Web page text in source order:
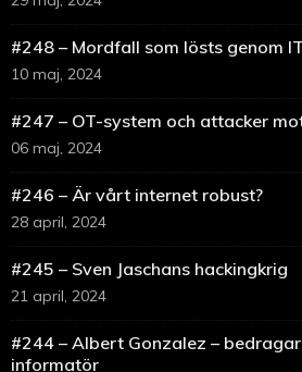
#248 – Mordfall som lösts genom
10 maj, 2024
#247 – OT-system och attacker
06 maj, 2024
#246 – Är vårt internet robust?
28 april, 2024
#245 – Sven Jaschans hackingkrig
21 april, 2024
#244 – Albert Gonzalez –
informatör